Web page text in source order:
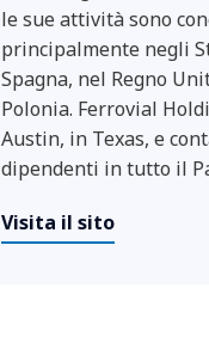
le sue attività sono
principalmente negli
Spagna, nel Regno
Polonia. Ferrovial
Austin, in Texas, e
dipendenti in tutto il
Visita il sito